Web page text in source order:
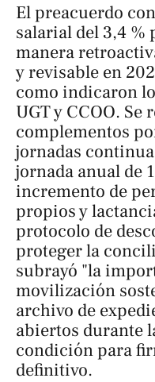
El preacuerdo
salarial del 3,4 %
manera
y revisable en
como indicaron
UGT y CCOO. Se
complementos
jornadas
jornada anual de
incremento de
propios y
protocolo de
proteger la
subrayó "la
movilización
archivo de
abiertos durante
condición para
definitivo.